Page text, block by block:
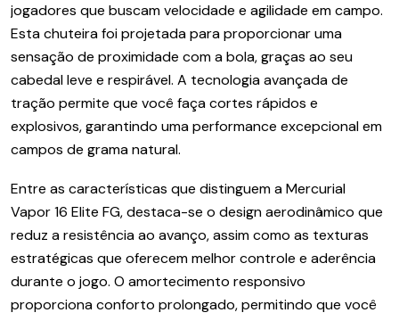
jogadores que buscam velocidade e agilidade em campo.
Esta chuteira foi projetada para proporcionar uma
sensação de proximidade com a bola, graças ao seu
cabedal leve e respirável. A tecnologia avançada de
tração permite que você faça cortes rápidos e
explosivos, garantindo uma performance excepcional em
campos de grama natural.
Entre as características que distinguem a Mercurial
Vapor 16 Elite FG, destaca-se o design aerodinâmico que
reduz a resistência ao avanço, assim como as texturas
estratégicas que oferecem melhor controle e aderência
durante o jogo. O amortecimento responsivo
proporciona conforto prolongado, permitindo que você